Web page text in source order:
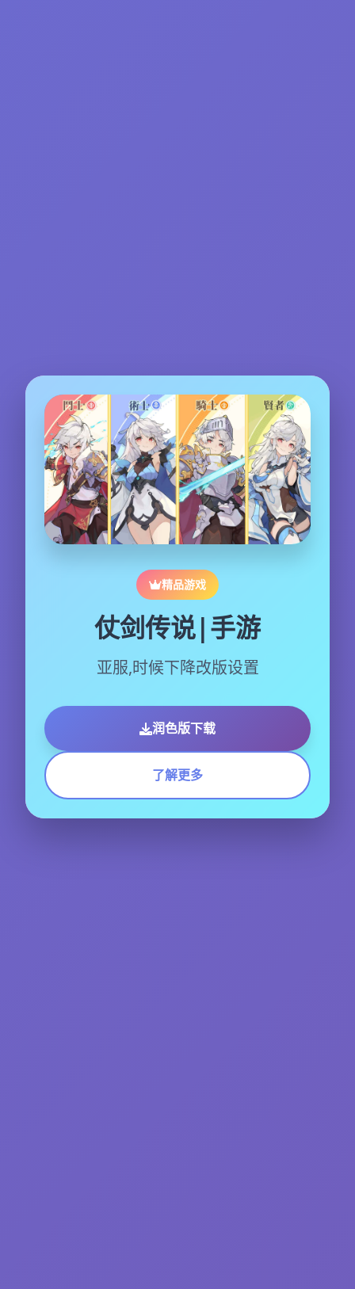
精品游戏
仗剑传说|手游
亚服,时候下降改版设置
润色版下载
了解更多